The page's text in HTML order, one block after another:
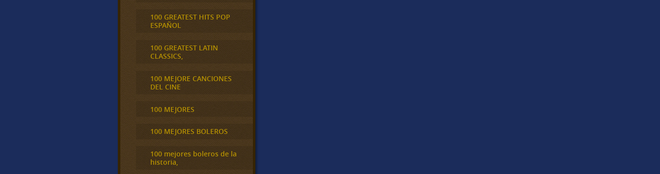
100 GREATEST HITS POP
ESPAÑOL
100 GREATEST LATIN
CLASSICS,
100 MEJORE CANCIONES
DEL CINE
100 MEJORES
100 MEJORES BOLEROS
100 mejores boleros de la
historia,